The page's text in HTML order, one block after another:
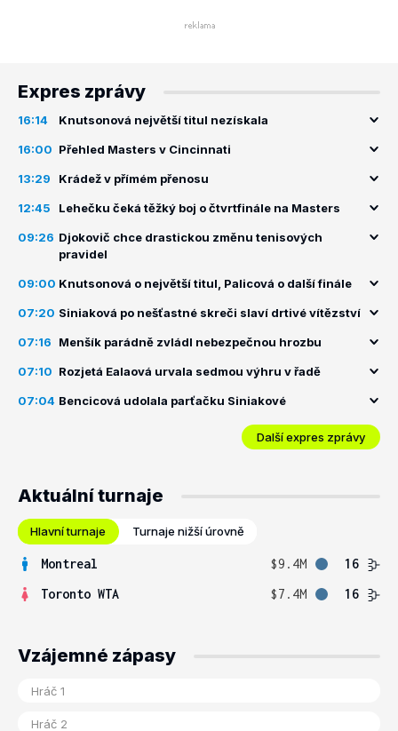
Expres zprávy
16:14 Knutsonová největší titul nezískala
16:00 Přehled Masters v Cincinnati
13:29 Krádež v přímém přenosu
12:45 Lehečku čeká těžký boj o čtvrtfinále na Masters
09:26 Djokovič chce drastickou změnu tenisových
pravidel
09:00 Knutsonová o největší titul, Palicová o další finále
07:20 Siniaková po nešťastné skreči slaví drtivé vítězství
07:16 Menšík parádně zvládl nebezpečnou hrozbu
07:10 Rozjetá Ealaová urvala sedmou výhru v řadě
07:04 Bencicová udolala parťačku Siniakové
Další expres zprávy
Aktuální turnaje
Hlavní turnaje Turnaje nižší úrovně
Montreal $9.4M
16
Toronto WTA
$7.4M 16
Vzájemné zápasy